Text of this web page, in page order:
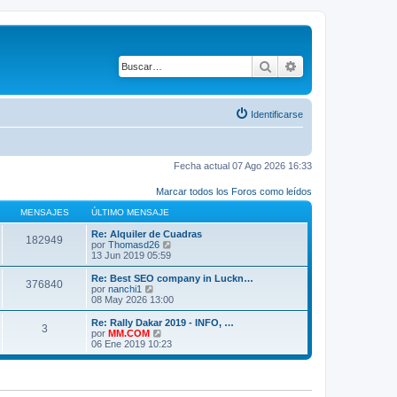
Buscar
Identificarse
Fecha actual 07 Ago 2026 16:33
Marcar todos los Foros como leídos
MENSAJES ÚLTIMO MENSAJE
182949
Re: Alquiler de Cuadras
por Thomasd26
r
ú
t
m
o
n
j
13 Jun 2019 05:59
376840
Re: Best SEO company in Luckn…
por nanchi1
e
r
ú
l
t
m
e
08 May 2026 13:00
3
Re: Rally Dakar 2019 - INFO, …
por MM.COM
e
r
06 Ene 2019 10:23